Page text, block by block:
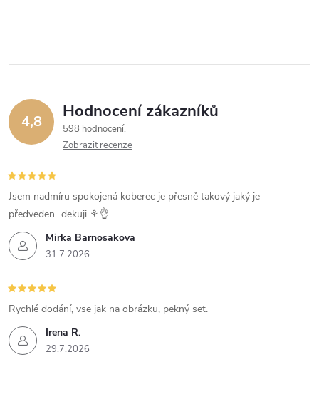
4,8 Hodnocení zákazníků
598 hodnocení
Zobrazit recenze
Mirka Barnosakova
31.7.2026
Jsem nadmíru spokojená koberec je přesně takový jaký je
předveden...dekuji ⚘️👌
Irena R.
29.7.2026
Rychlé dodání, vse jak na obrázku, pekný set.